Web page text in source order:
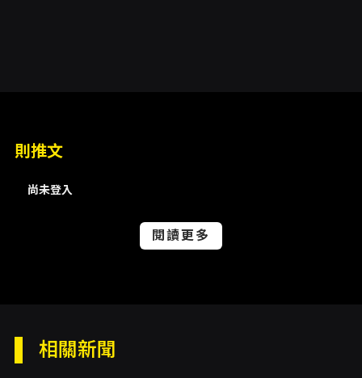
揚、舞台監督許正蕾、舞台技術指導王文明、導
慈、主視覺設計通通設計、宣傳照拍攝楊勝惟、
宣傳照妝造設計陳珍瑩（珍娜）、製作經理王暐
婷、實習生林岱樺、實習生劉䕒淇、演員經紀大
《爬上頂樓看月亮》是由高雄長期深耕音樂劇的
則推文
尚未登入
閱讀更多
相關新聞